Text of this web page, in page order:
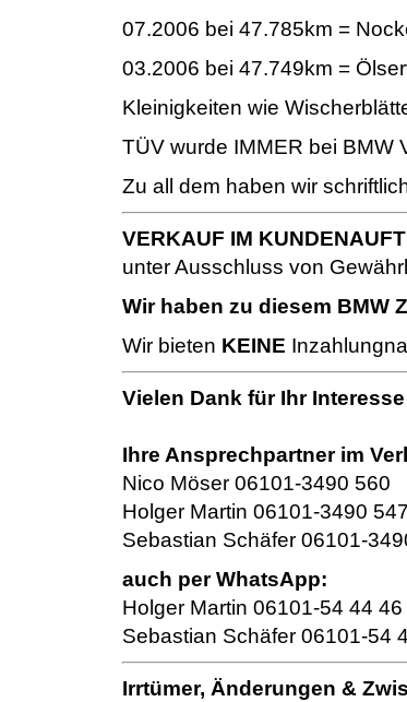
07.2006 bei 47.785km =
03.2006 bei 47.749km =
Kleinigkeiten wie
TÜV wurde IMMER bei BMW
Zu all dem haben wir
VERKAUF IM
unter Ausschluss von
Wir haben zu diesem BMW
Wir bieten KEINE
Vielen Dank für Ihr Interesse
Ihre Ansprechpartner im
Nico Möser 06101-3490 560
Holger Martin 06101-3490 547
Sebastian Schäfer 06101-
auch per WhatsApp:
Holger Martin 06101-54 44 46
Sebastian Schäfer 06101-54
Irrtümer, Änderungen &